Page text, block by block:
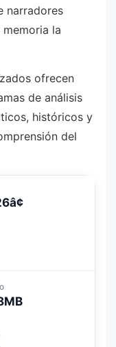
narradores
la
ofrecen
de análisis
históricos y
del